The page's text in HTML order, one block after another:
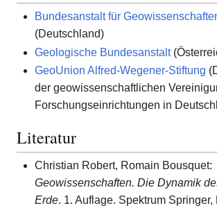
Bundesanstalt für
(Deutschland)
Geologische Bundesanstalt
GeoUnion Alfred-Wegener-Stiftung
der geowissenschaftlichen
Forschungseinrichtungen in
Literatur
Christian Robert, Romain Bousquet:
Geowissenschaften. Die Dynamik
Erde. 1. Auflage. Spektrum Springer,